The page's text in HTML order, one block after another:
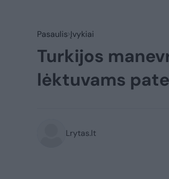
Pasaulis Įvykiai
Turkijos
lėktuvams
Lrytas.lt